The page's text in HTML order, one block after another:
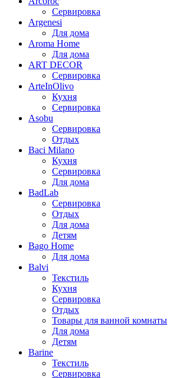
Сервировка
Argenesi
Для дома
Aroma Home
Для дома
ART DECOR
Сервировка
ArteInOlivo
Кухня
Сервировка
Asobu
Сервировка
Отдых
Baci Milano
Кухня
Сервировка
Для дома
BadLab
Сервировка
Отдых
Для дома
Детям
Bago Home
Для дома
Balvi
Текстиль
Кухня
Сервировка
Отдых
Товары для ванной комнаты
Для дома
Детям
Barine
Текстиль
Сервировка